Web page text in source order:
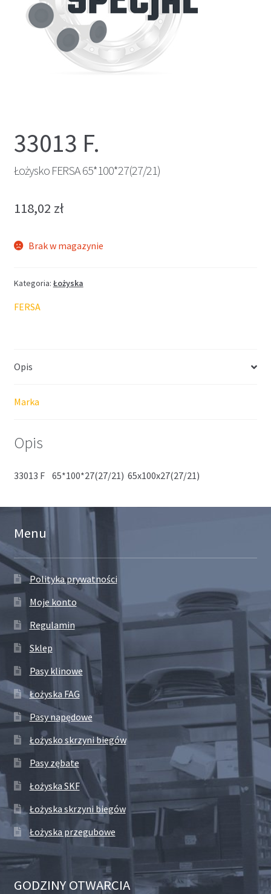
33013 F.
Łożysko FERSA 65*100*27(27/21)
118,02 zł
Brak w magazynie
Kategoria: Łożyska
FERSA
Opis
Marka
Opis
33013 F 65*100*27(27/21) 65x100x27(27/21)
Menu
Polityka prywatności
Moje konto
Regulamin
Sklep
Pasy klinowe
Łożyska FAG
Pasy napędowe
Łożysko skrzyni biegów
Pasy zębate
Łożyska SKF
Łożyska skrzyni biegów
Łożyska przegubowe
GODZINY OTWARCIA